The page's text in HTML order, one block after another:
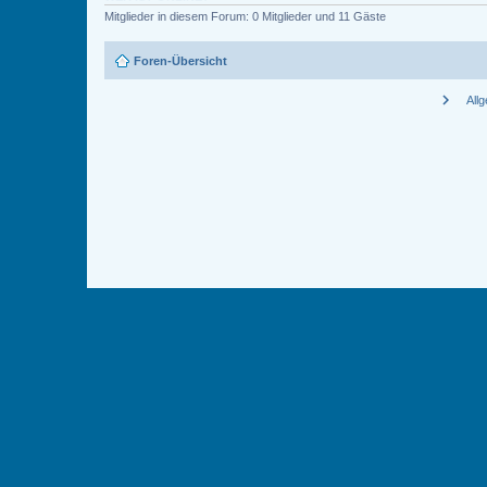
Mitglieder in diesem Forum: 0 Mitglieder und 11 Gäste
Foren-Übersicht
chevron_right